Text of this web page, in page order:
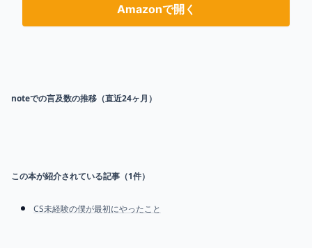
Amazonで開く
noteでの言及数の推移（直近24ヶ月）
この本が紹介されている記事（1件）
CS未経験の僕が最初にやったこと